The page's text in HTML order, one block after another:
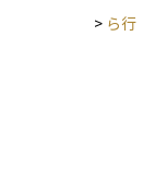
> ら行